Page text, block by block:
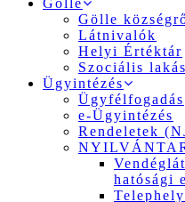
Gölle
Gölle
Látnivalók
Helyi Értéktár
Szociális
Ügyintézés
Ügyfélfogadás
e-Ügyintézés
Rendeletek
hatósági